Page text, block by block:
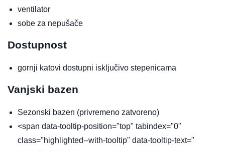
ventilator
sobe za nepušače
Dostupnost
gornji katovi dostupni isključivo stepenicama
Vanjski bazen
Sezonski bazen (privremeno zatvoreno)
<span data-tooltip-position="top" tabindex="0"
class="highlighted--with-tooltip" data-tooltip-text="